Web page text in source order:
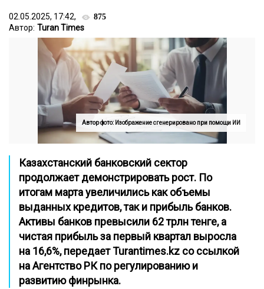
02.05.2025, 17:42, 875
Автор: Turan Times
Автор фото: Изображение сгенерировано при помощи ИИ
Казахстанский банковский сектор
продолжает демонстрировать рост. По
итогам марта увеличились как объемы
выданных кредитов, так и прибыль банков.
Активы банков превысили 62 трлн тенге, а
чистая прибыль за первый квартал выросла
на 16,6%,передает Turantimes.kz со ссылкой
наАгентство РК по регулированию и
развитию финрынка.